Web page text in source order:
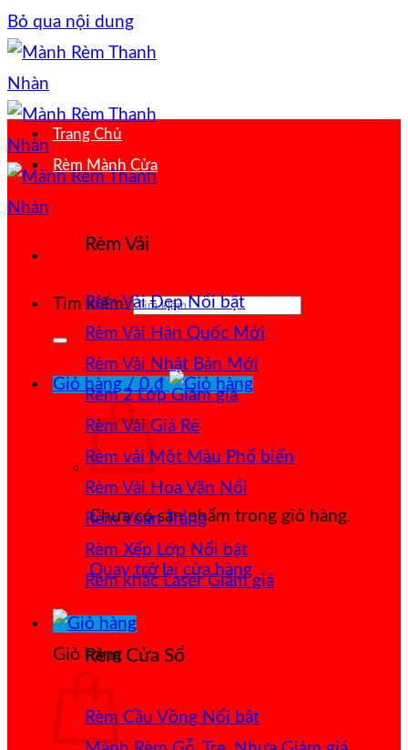
Bỏ qua nội dung
Tìm kiếm:
Giỏ hàng /0₫
Chưa có sản phẩm trong giỏ hàng.
Quay trở lại cửa hàng
Giỏ hàng
Trang Chủ
Rèm Mành Cửa
Rèm Vải
Rèm Vải Đẹp
Rèm Vải Hàn Quốc
Rèm Vải Nhật Bản
Rèm 2 Lớp
Rèm Vải Giá Rẻ
Rèm vải Một Màu
Rèm Vải Hoa Văn Nổi
Rèm Voan Trắng
Rèm Xếp Lớp
Rèm khắc Laser
Rèm Cửa Sổ
Rèm Cầu Vồng